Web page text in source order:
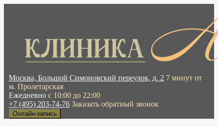
Москва, Большой Симоновский переулок, д. 2 7 минут от
м. Пролетарская
Ежедневно с 10:00 до 22:00
+7 (495) 203-74-76 Заказать обратный звонок
Онлайн-запись